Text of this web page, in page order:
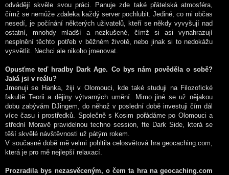
odvádějí skvěle svou práci. Panuje zde také přátelská atmosféra,
čímž se nemůže zdaleka každý server pochlubit. Jediné, co mi občas
nesedí, je počínání některých uživatelů, kteří se někdy vyvyšují nad
ostatní, mnohdy mladší a nezkušené, čímž si asi vynahrazují
nesplnění těchto potřeb v běžném životě, nebo jinak si to nedokážu
vysvětlit. Nechci ale nikoho jmenovat.
Opusťme teď hradby Dark Age. Co bys nám pověděla o sobě?
Jaká jsi v reálu?
Jmenuji se Hanka, žiji v Olomouci, kde také studuji na Filozofické
fakultě Teorii a dějiny výtvarných umění. Mimo jiné se už nějakou
dobu zabývám DJingem, do něhož v poslední době investuji čím dál
více času i prostředků. Společně s Kosim pořádáme po Olomouci a
střední Moravě pravidelnou techno session, fte Dark Side, která se
těší skvělé návštěvnosti už pátým rokem.
V současné době mě velmi pohltila celosvětová hra geocaching.com,
která je pro mě nejlepší relaxací.
Prozradila bys nezasvěceným, o čem ta hra na geocaching.com